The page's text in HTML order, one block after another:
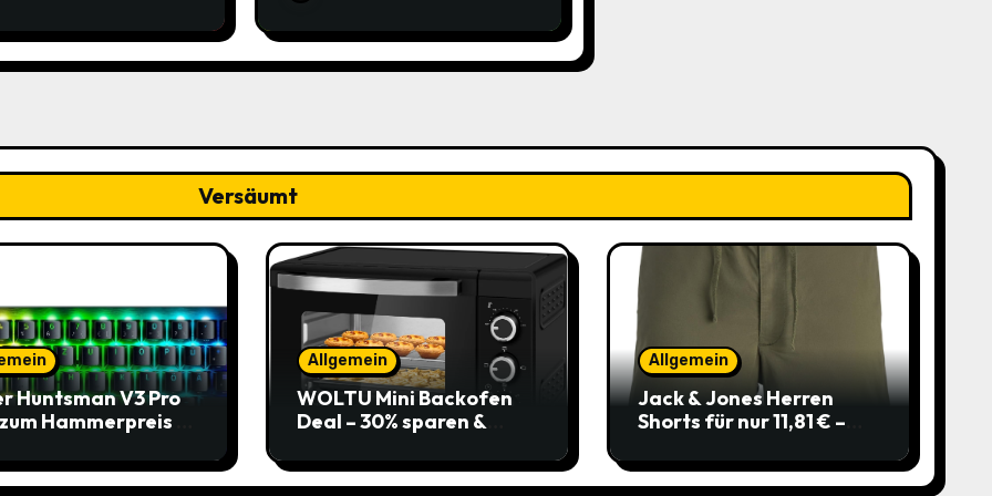
(Sparabo) – Spare
zum alten Preis!
Versäumt
Huntsman V3 Pro
Hammerpreis –
Allgemein
WOLTU Mini Backofen
Deal – 30% sparen &
Allgemein
Jack & Jones Herren
Shorts für nur 11,81 € –